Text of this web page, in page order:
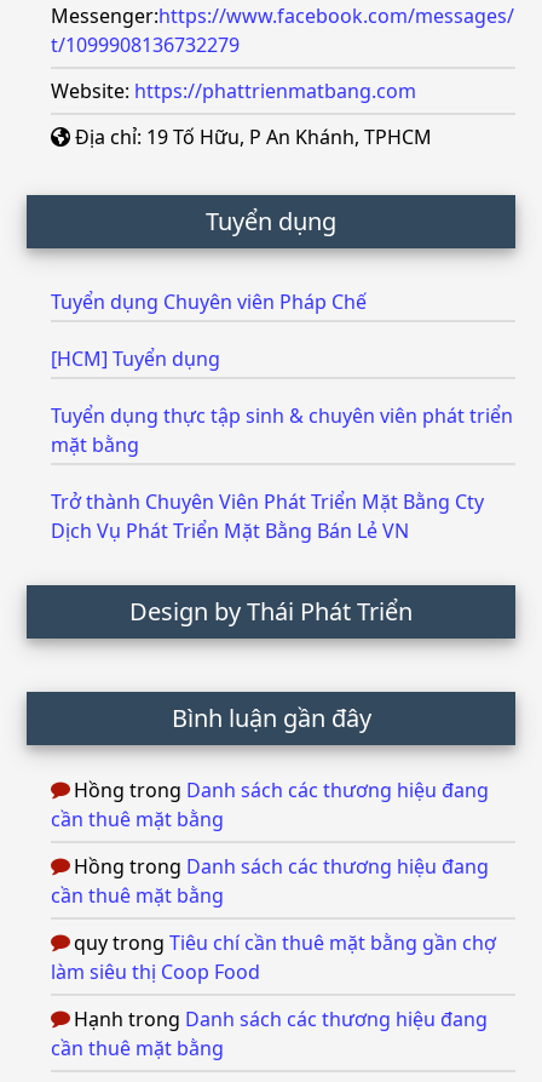
Messenger:https://www.facebook.com/messages/
t/1099908136732279
Website: https://phattrienmatbang.com
Địa chỉ: 19 Tố Hữu, P An Khánh, TPHCM
Tuyển dụng
Tuyển dụng Chuyên viên Pháp Chế
[HCM] Tuyển dụng
Tuyển dụng thực tập sinh & chuyên viên phát triển
mặt bằng
Trở thành Chuyên Viên Phát Triển Mặt Bằng Cty
Dịch Vụ Phát Triển Mặt Bằng Bán Lẻ VN
Design by Thái Phát Triển
Bình luận gần đây
Hồng trong Danh sách các thương hiệu đang
cần thuê mặt bằng
Hồng trong Danh sách các thương hiệu đang
cần thuê mặt bằng
quytrongTiêu chí cần thuê mặt bằng gần chợ
làm siêu thị Coop Food
Hạnh trong Danh sách các thương hiệu đang
cần thuê mặt bằng